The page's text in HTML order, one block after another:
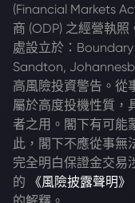
(Financial Markets
商 (ODP) 之經營執
處設立於：
Sandton,
高風險投資警告。從
屬於高度投機性質，
者之用。閣下有可能
此，閣下不應從事無
完全明白保證金交易
的
《風險披露聲明》